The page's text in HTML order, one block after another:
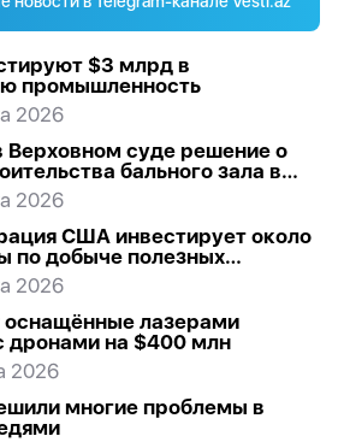
$3 млрд в
промышленность
2026
Верховном суде решение о
бального зала в
2026
США инвестирует около
по добыче полезных
2026
оснащённые лазерами
дронами на $400 млн
2026
многие проблемы в